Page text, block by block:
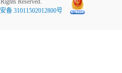
Reserved.
备 31011502012800号